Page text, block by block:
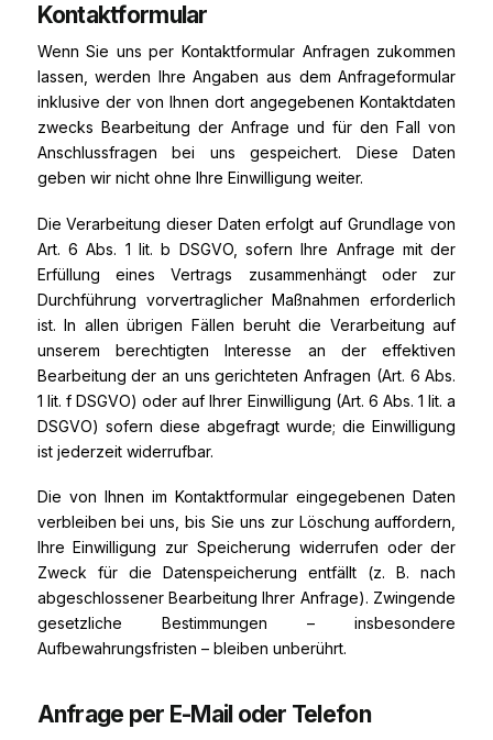
Kontaktformular
Wenn Sie uns per Kontaktformular Anfragen zukommen
lassen, werden Ihre Angaben aus dem Anfrageformular
inklusive der von Ihnen dort angegebenen Kontaktdaten
zwecks Bearbeitung der Anfrage und für den Fall von
Anschlussfragen bei uns gespeichert. Diese Daten
geben wir nicht ohne Ihre Einwilligung weiter.
Die Verarbeitung dieser Daten erfolgt auf Grundlage von
Art. 6 Abs. 1 lit. b DSGVO, sofern Ihre Anfrage mit der
Erfüllung eines Vertrags zusammenhängt oder zur
Durchführung vorvertraglicher Maßnahmen erforderlich
ist. In allen übrigen Fällen beruht die Verarbeitung auf
unserem berechtigten Interesse an der effektiven
Bearbeitung der an uns gerichteten Anfragen (Art. 6 Abs.
1 lit. f DSGVO) oder auf Ihrer Einwilligung (Art. 6 Abs. 1 lit. a
DSGVO) sofern diese abgefragt wurde; die Einwilligung
ist jederzeit widerrufbar.
Die von Ihnen im Kontaktformular eingegebenen Daten
verbleiben bei uns, bis Sie uns zur Löschung auffordern,
Ihre Einwilligung zur Speicherung widerrufen oder der
Zweck für die Datenspeicherung entfällt (z. B. nach
abgeschlossener Bearbeitung Ihrer Anfrage). Zwingende
gesetzliche Bestimmungen – insbesondere
Aufbewahrungsfristen – bleiben unberührt.
Anfrage per E-Mail oder Telefon